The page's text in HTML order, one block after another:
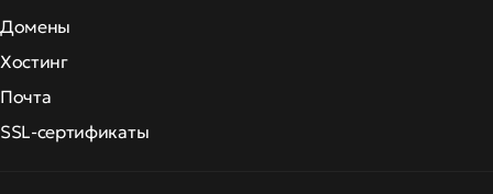
Домены
Хостинг
Почта
SSL-сертификаты